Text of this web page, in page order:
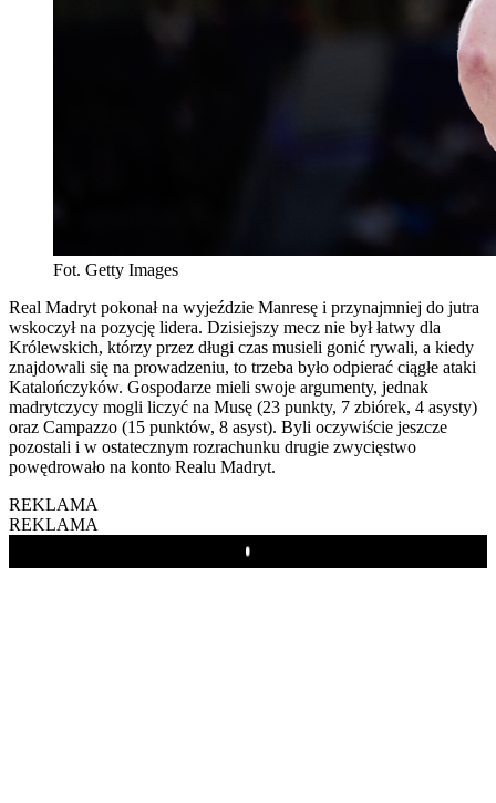
Fot. Getty Images
Real Madryt pokonał na wyjeździe Manresę i przynajmniej do jutra
wskoczył na pozycję lidera. Dzisiejszy mecz nie był łatwy dla
Królewskich, którzy przez długi czas musieli gonić rywali, a kiedy
znajdowali się na prowadzeniu, to trzeba było odpierać ciągłe ataki
Katalończyków. Gospodarze mieli swoje argumenty, jednak
madrytczycy mogli liczyć na Musę (23 punkty, 7 zbiórek, 4 asysty)
oraz Campazzo (15 punktów, 8 asyst). Byli oczywiście jeszcze
pozostali i w ostatecznym rozrachunku drugie zwycięstwo
powędrowało na konto Realu Madryt.
REKLAMA
REKLAMA
Play